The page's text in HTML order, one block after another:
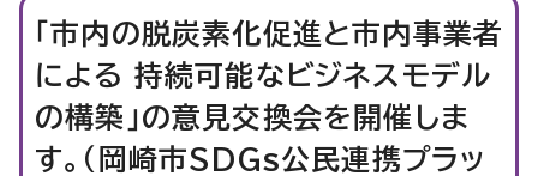
「市内の脱炭素化促進と市内事業者
による 持続可能なビジネスモデル
の構築」の意見交換会を開催しま
す。（岡崎市SDGs公民連携プラッ